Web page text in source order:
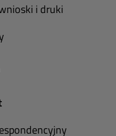
i druki